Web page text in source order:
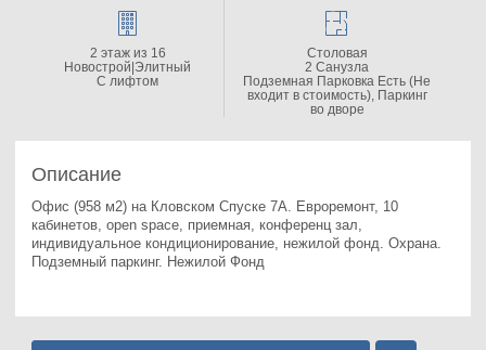
Описание
Офис (958 м2) на Кловском Спуске 7А. Евроремонт, 10
кабинетов, open space, приемная, конференц зал,
индивидуальное кондиционирование, нежилой фонд. Охрана.
Подземный паркинг. Нежилой Фонд
2 этаж из 16
Новострой|Элитный
С лифтом
Столовая
2 Санузла
Подземная Парковка Есть (Не
входит в стоимость), Паркинг
во дворе